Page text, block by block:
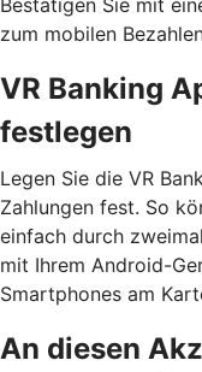
zum mobilen
VR Banking
festlegen
Legen Sie die VR
Zahlungen fest. So
einfach durch
mit Ihrem Android-
Smartphones am
An diesen